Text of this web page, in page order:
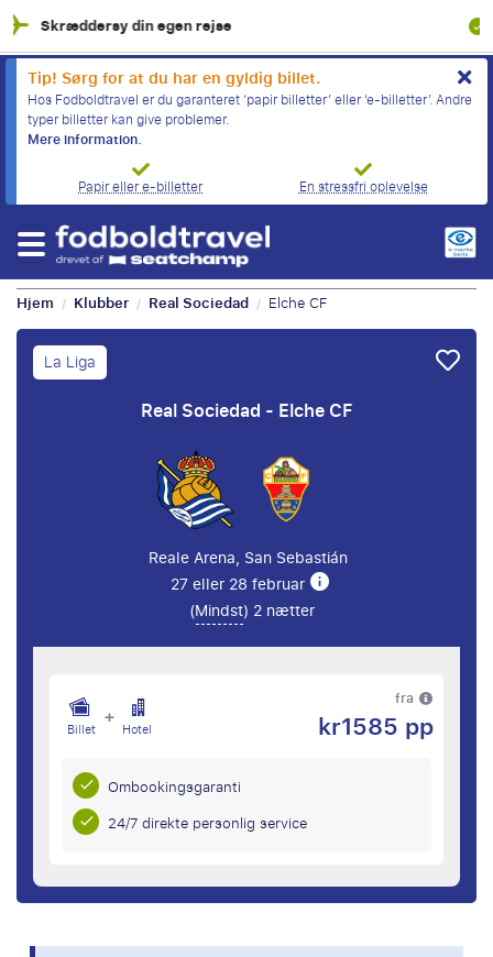
100% Økonomisk beskyttelse
Tip! Sørg for at du har en gyldig billet.
Hos Fodboldtravel er du garanteret ‘papir billetter’ eller ‘e-billetter’. Andre
typer billetter kan give problemer.
Mere information.
Papir eller e-billetter
En stressfri oplevelse
Hjem / Klubber / Real Sociedad / Elche CF
La Liga
Real Sociedad - Elche CF
Reale Arena, San Sebastián
27 eller 28 februar
(Mindst) 2 nætter
Billet + Hotel
fra
kr1585 pp
Ombookingsgaranti
24/7 direkte personlig service